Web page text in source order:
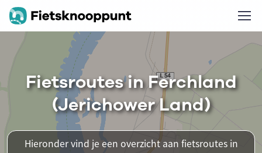
Fietsroutes in Ferchland
(Jerichower Land)
Hieronder vind je een overzicht aan fietsroutes in